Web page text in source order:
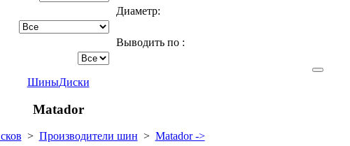
Диаметр:
Выводить по :
ШиныДиски
Matador
> Производители шин > Matador ->